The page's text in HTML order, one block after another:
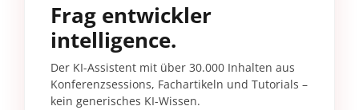
Frag entwickler
intelligence.
Der KI-Assistent mit über 30.000 Inhalten aus
Konferenzsessions, Fachartikeln und Tutorials –
kein generisches KI-Wissen.